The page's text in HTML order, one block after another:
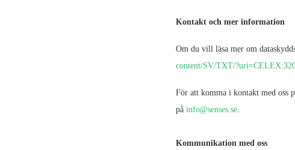
Kontakt och mer information
Om du vill läsa mer om
content/SV/TXT/
För att komma i kontakt med oss
på info@senses.se.
Kommunikation med oss